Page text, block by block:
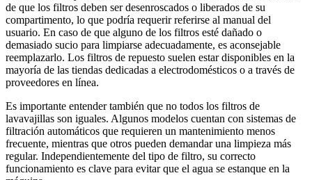
de que los filtros deben ser desenroscados o liberados de su
compartimento, lo que podría requerir referirse al manual del
usuario. En caso de que alguno de los filtros esté dañado o
demasiado sucio para limpiarse adecuadamente, es aconsejable
reemplazarlo. Los filtros de repuesto suelen estar disponibles en la
mayoría de las tiendas dedicadas a electrodomésticos o a través de
proveedores en línea.
Es importante entender también que no todos los filtros de
lavavajillas son iguales. Algunos modelos cuentan con sistemas de
filtración automáticos que requieren un mantenimiento menos
frecuente, mientras que otros pueden demandar una limpieza más
regular. Independientemente del tipo de filtro, su correcto
funcionamiento es clave para evitar que el agua se estanque en la